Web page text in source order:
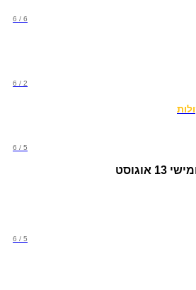
6 / 6
2 / 6
5 / 6
13 אוגוסט
5 / 6